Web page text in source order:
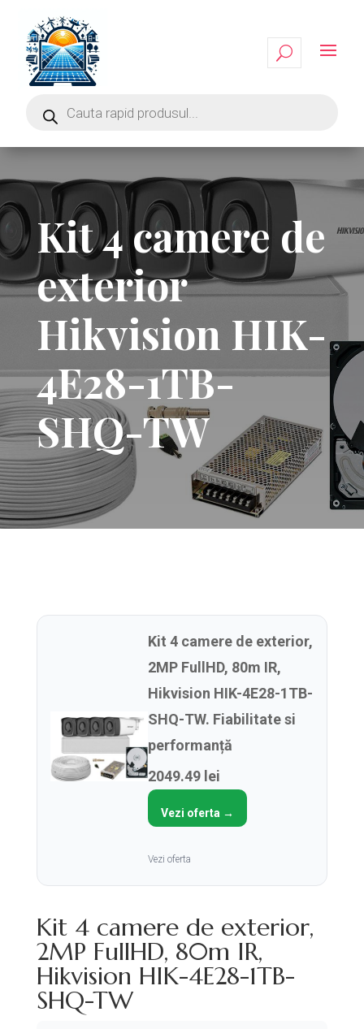
Kit 4 camere de
exterior
Hikvision HIK-
4E28-1TB-
SHQ-TW
Kit 4 camere de exterior,
2MP FullHD, 80m IR,
Hikvision HIK-4E28-1TB-
SHQ-TW. Fiabilitate si
performanță
2049.49 lei
Vezi oferta →
Vezi oferta
Kit 4 camere de exterior,
2MP FullHD, 80m IR,
Hikvision HIK-4E28-1TB-
SHQ-TW